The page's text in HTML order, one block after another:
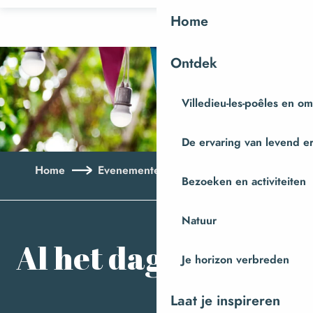
contenu
principal
Home
Ontdek
Villedieu-les-poêles en
De ervaring van levend
Bezoeken en activiteiten
Natuur
Je horizon verbreden
Laat je inspireren
Home Evenementen
Al het dagboek